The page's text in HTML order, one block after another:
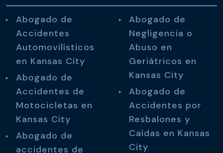
Abogado de
Accidentes
Automovilísticos
en Kansas City
Abogado de
Accidentes de
Motocicletas en
Kansas City
Abogado de
accidentes de
Abogado de
Negligencia o
Abuso en
Geriátricos en
Kansas City
Abogado de
Accidentes por
Resbalones y
Caídas en Kansas
City